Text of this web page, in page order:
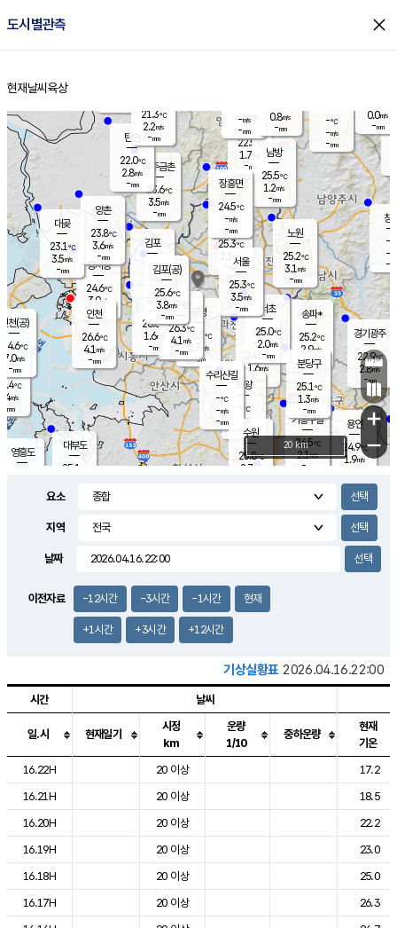
도시별관측 close
홈
현재날씨 육상
의도
℃
m/s
mm
영흥도
양주
22.5℃
1.7
-mm
과천
24.5℃
1.6m/s
- mm
용인
24.9℃
1.9m/s
경기광주
22.9℃
2.8m/s
-mm
2.0m/s
대부도
25.1
경서동
24.6℃
3.0m/s
-mm
파주금촌
23.6℃
3.5m/s
-mm
-℃
-m/s
-mm
대곶
23.1℃
3.5m/s
-mm
창
-
-m/
-
탄현
22.0℃
2.8m/s
-mm
0.0m/s
-mm
의왕
- ℃
m/s
mm
김포
- ℃
-m/s
mm
광명
26.3 ℃
2.7 m/s
-mm
부천
26.6℃
1.6m/s
-mm
양촌
23.8℃
3.6m/s
-mm
구로
26.3℃
4.1 m/s
-mm
은평
25.3℃
2.1 m/s
- mm
노원
25.2℃
3.1 m/s
-mm
송파*
25.2℃
2.9m/s
-mm
서초
25.0℃
2.0m/s
-mm
남방
25.5℃
1.2m/s
-mm
기흥구갈
24.5℃
2.1m/s
-
수리산길
-℃
-m/s
-mm
분당구
25.1℃
1.3m/s
-mm
장흥면
24.5℃
-m/s
-mm
-m/s
-mm
인천(공)
24.6℃
7.0m/s
-mm
김포(공)
25.6℃
3.8m/s
-mm
수원
25.8℃
2.7 m/s
인천
26.6℃
4.1 m/s
-mm
서울
25.3℃
3.5m/s
-mm
21.3℃
2.2m/s
-mm
0.8m/s
-mm
+
−
20 km
요소
지역
날짜
이전자료 -12시간 -3시간 -1시간 현재
+1시간 +3시간 +12시간
기상실황표 2026.04.16.22:00
도시별 기상실황표로 지점, 날씨, 기온, 강수, 바람, 기압등을 안내한 표입
시간 날씨
일.시 현재일기
시정
km
운량
1/10
중하운량
현재
기온
16.22H
20 이상
17.2
16.21H
20 이상
18.5
16.20H
20 이상
22.2
16.19H
20 이상
23.0
16.18H
20 이상
25.0
16.17H
20 이상
26.3